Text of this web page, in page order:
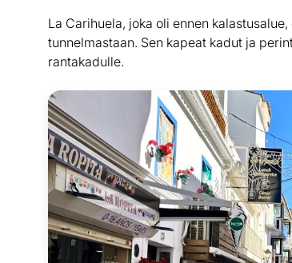
La Carihuela, joka oli ennen
tunnelmastaan. Sen kapeat kadut ja
rantakadulle.